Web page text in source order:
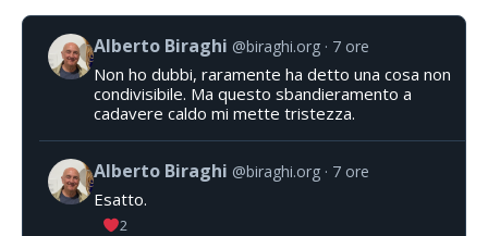
Alberto Biraghi @biraghi.org 7 ore
Non ho dubbi, raramente ha detto una cosa non
condivisibile. Ma questo sbandieramento a
cadavere caldo mi mette tristezza.
Alberto Biraghi @biraghi.org 7 ore
Esatto.
2